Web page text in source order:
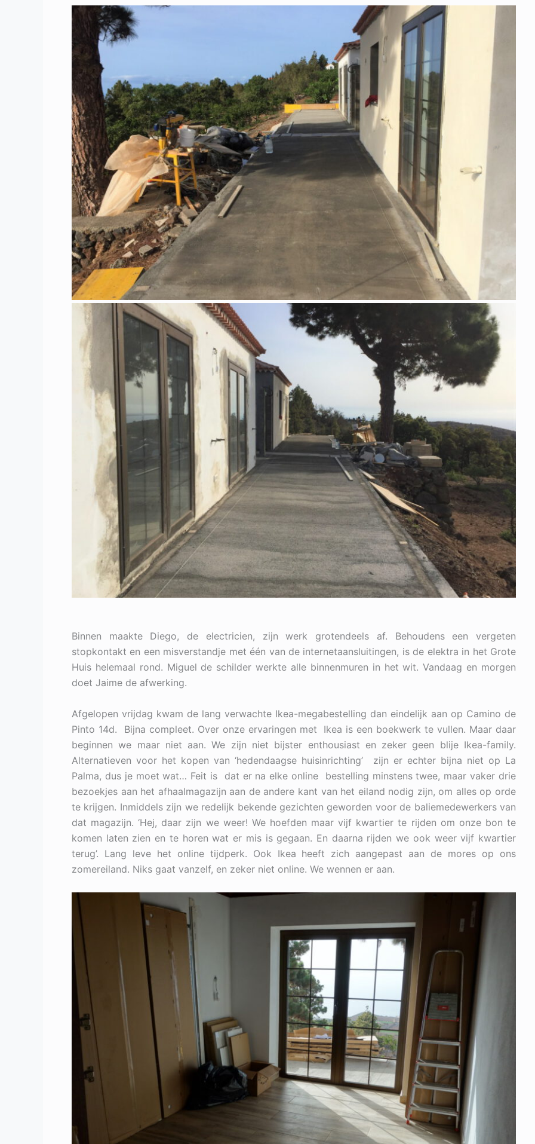
Binnen maakte Diego, de electricien, zijn werk grotendeels af. Behoudens een vergeten
stopkontakt en een misverstandje met één van de internetaansluitingen, is de elektra in het Grote
Huis helemaal rond. Miguel de schilder werkte alle binnenmuren in het wit. Vandaag en morgen
doet Jaime de afwerking.
Afgelopen vrijdag kwam de lang verwachte Ikea-megabestelling dan eindelijk aan op Camino de
Pinto 14d. Bijna compleet. Over onze ervaringen met Ikea is een boekwerk te vullen. Maar daar
beginnen we maar niet aan. We zijn niet bijster enthousiast en zeker geen blije Ikea-family.
Alternatieven voor het kopen van ‘hedendaagse huisinrichting’ zijn er echter bijna niet op La
Palma, dus je moet wat… Feit is dat er na elke online bestelling minstens twee, maar vaker drie
bezoekjes aan het afhaalmagazijn aan de andere kant van het eiland nodig zijn, om alles op orde
te krijgen. Inmiddels zijn we redelijk bekende gezichten geworden voor de baliemedewerkers van
dat magazijn. ‘Hej, daar zijn we weer! We hoefden maar vijf kwartier te rijden om onze bon te
komen laten zien en te horen wat er mis is gegaan. En daarna rijden we ook weer vijf kwartier
terug’. Lang leve het online tijdperk. Ook Ikea heeft zich aangepast aan de mores op ons
zomereiland. Niks gaat vanzelf, en zeker niet online. We wennen er aan.